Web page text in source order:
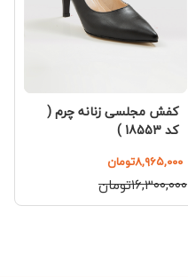
کفش مجلسی زنانه چرم (
کد 18553 )
۸,۹۶۵,۰۰۰تومان
۱۶,۳۰۰,۰۰۰تومان